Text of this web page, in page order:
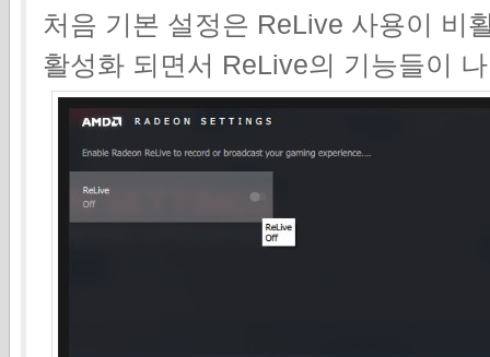
처음 기본 설정은 ReLive 사용이 비
활성화 되면서 ReLive의 기능들이